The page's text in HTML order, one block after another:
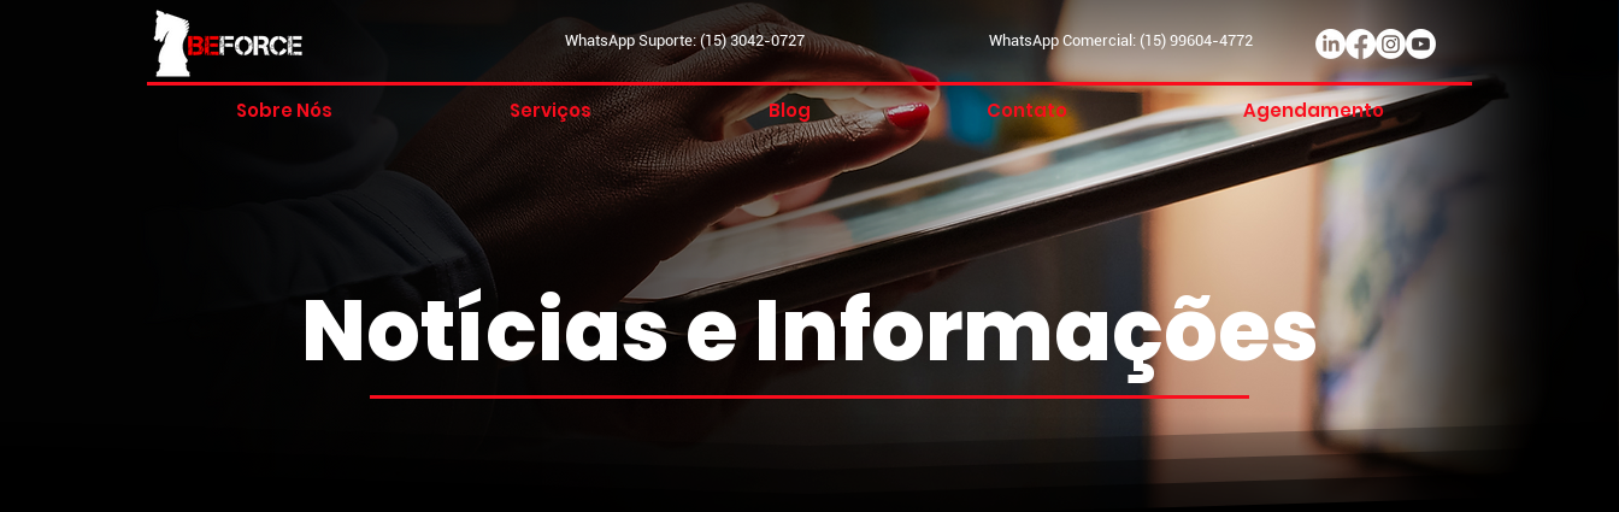
WhatsApp Suporte: (15) 3042-0727 WhatsApp Comercial: (15) 99604-4772
Sobre Nós Serviços Blog Contato Agendamento
Notícias e Informações